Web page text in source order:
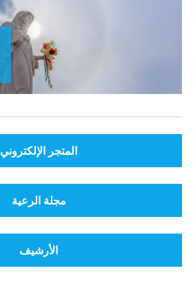
المتجر الإلكتروني
مجلة الرعية
الأرشيف